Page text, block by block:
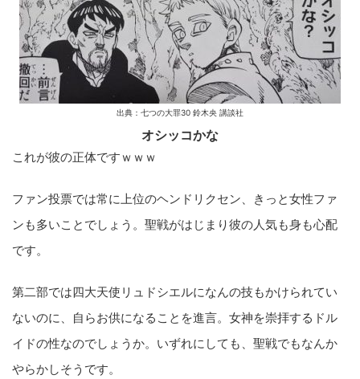
出典：七つの大罪30 鈴木央 講談社
オシッコかな
これが彼の正体ですｗｗｗ
ファン投票では常に上位のヘンドリクセン、きっと女性ファ
ンも多いことでしょう。聖戦がはじまり彼の人気も身も心配
です。
第二部では四大天使リュドシエルになんの技もかけられてい
ないのに、自らお供になることを進言。女神を崇拝するドル
イドの性なのでしょうか。いずれにしても、聖戦でもなんか
やらかしそうです。